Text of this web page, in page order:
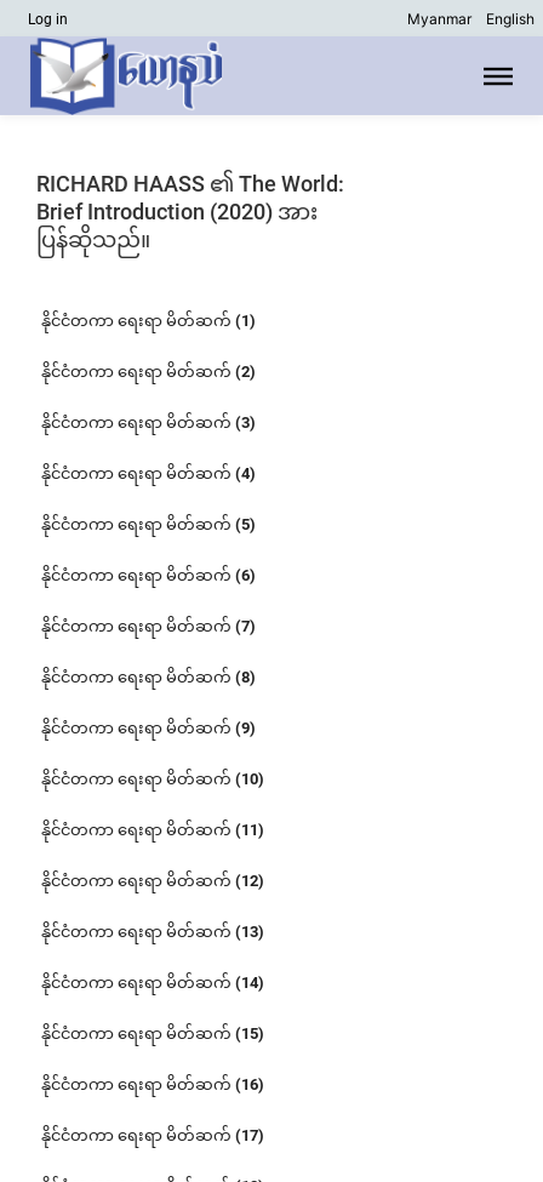
Log in Myanmar English
RICHARD HAASS ၏ The World:
Brief Introduction (2020) အား
ပြန်ဆိုသည်။
နိုင်ငံတကာ ရေးရာ မိတ်ဆက် (1)
နိုင်ငံတကာ ရေးရာ မိတ်ဆက် (2)
နိုင်ငံတကာ ရေးရာ မိတ်ဆက် (3)
နိုင်ငံတကာ ရေးရာ မိတ်ဆက် (4)
နိုင်ငံတကာ ရေးရာ မိတ်ဆက် (5)
နိုင်ငံတကာ ရေးရာ မိတ်ဆက် (6)
နိုင်ငံတကာ ရေးရာ မိတ်ဆက် (7)
နိုင်ငံတကာ ရေးရာ မိတ်ဆက် (8)
နိုင်ငံတကာ ရေးရာ မိတ်ဆက် (9)
နိုင်ငံတကာ ရေးရာ မိတ်ဆက် (10)
နိုင်ငံတကာ ရေးရာ မိတ်ဆက် (11)
နိုင်ငံတကာ ရေးရာ မိတ်ဆက် (12)
နိုင်ငံတကာ ရေးရာ မိတ်ဆက် (13)
နိုင်ငံတကာ ရေးရာ မိတ်ဆက် (14)
နိုင်ငံတကာ ရေးရာ မိတ်ဆက် (15)
နိုင်ငံတကာ ရေးရာ မိတ်ဆက် (16)
နိုင်ငံတကာ ရေးရာ မိတ်ဆက် (17)